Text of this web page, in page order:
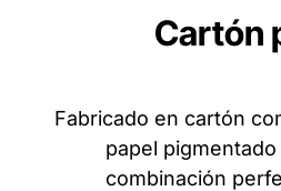
Cartón
Fabricado en cartón
papel
combinación